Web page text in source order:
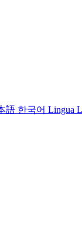
語 한국어 Lingua